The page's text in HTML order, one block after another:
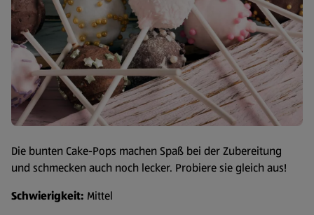
Die bunten Cake-Pops machen Spaß bei der Zubereitung
und schmecken auch noch lecker. Probiere sie gleich aus!
Schwierigkeit: Mittel